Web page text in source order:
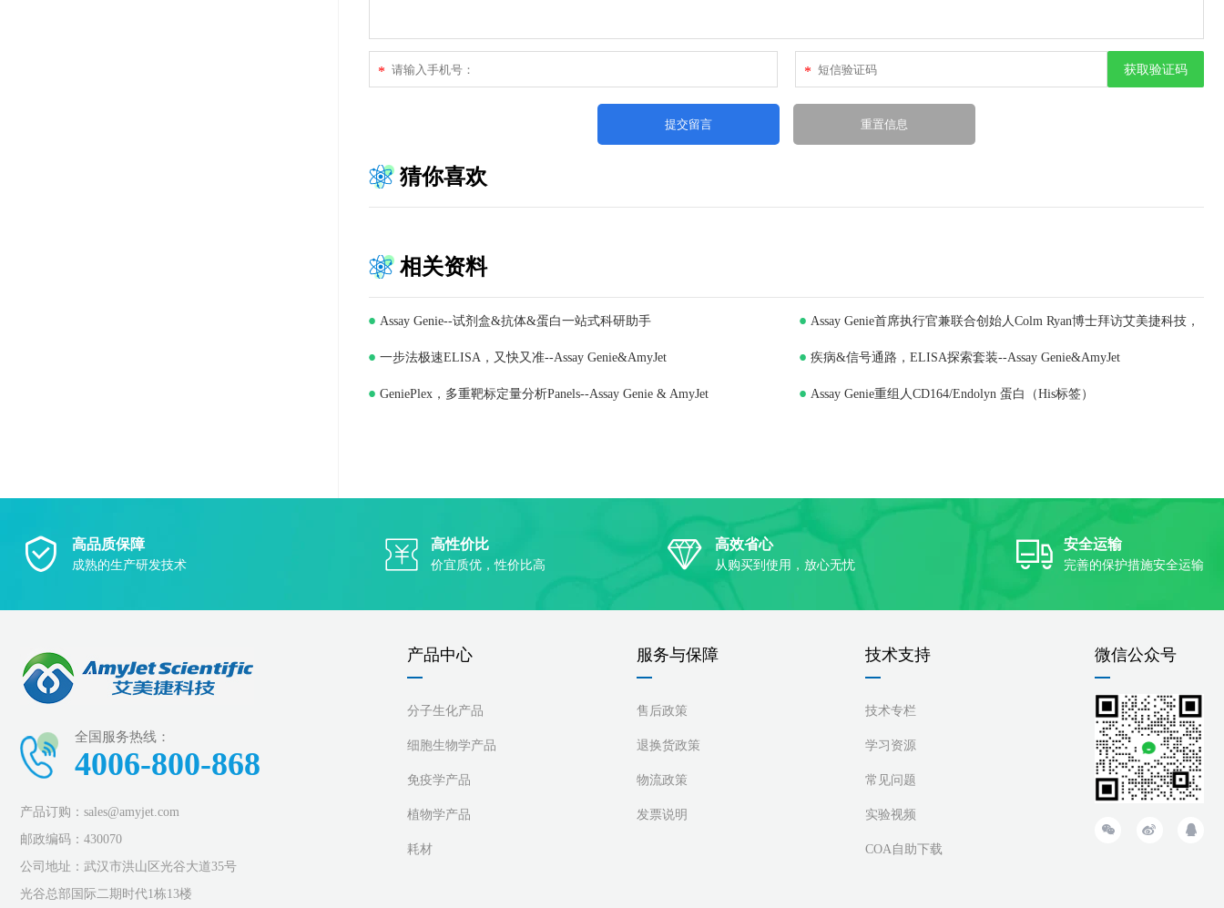
* * 获取验证码
猜你喜欢
相关资料
Assay Genie--试剂盒&抗体&蛋白一站式科研助手 Assay Genie首席执行官兼联合创始人Colm Ryan博士拜访艾美捷科技，
深化合作共谋发展
一步法极速ELISA，又快又准--Assay Genie&AmyJet 疾病&信号通路，ELISA探索套装--Assay Genie&AmyJet
GeniePlex，多重靶标定量分析Panels--Assay Genie & AmyJet Assay Genie重组人CD164/Endolyn 蛋白（His标签）
高品质保障
成熟的生产研发技术
高性价比
价宜质优，性价比高
高效省心
从购买到使用，放心无忧
安全运输
完善的保护措施安全运输
全国服务热线：
4006-800-868
产品订购：sales@amyjet.com
邮政编码：430070
公司地址：武汉市洪山区光谷大道35号
光谷总部国际二期时代1栋13楼
微信公众号
产品中心
分子生化产品
细胞生物学产品
免疫学产品
植物学产品
耗材
服务与保障
售后政策
退换货政策
物流政策
发票说明
技术支持
技术专栏
学习资源
常见问题
实验视频
COA自助下载